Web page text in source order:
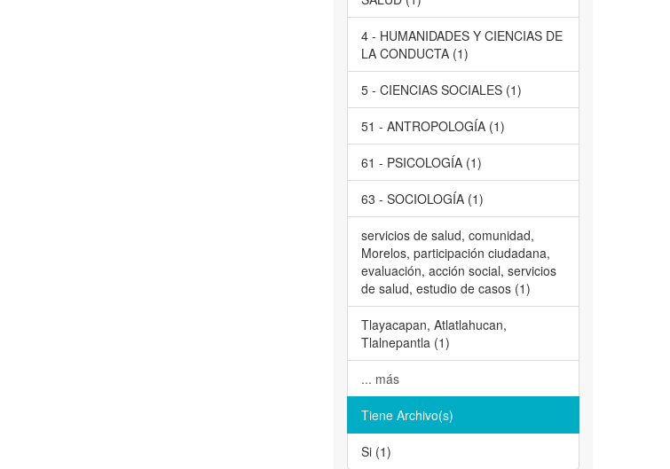
4 - HUMANIDADES Y CIENCIAS DE
LA CONDUCTA (1)
5 - CIENCIAS SOCIALES (1)
51 - ANTROPOLOGÍA (1)
61 - PSICOLOGÍA (1)
63 - SOCIOLOGÍA (1)
servicios de salud, comunidad,
Morelos, participación ciudadana,
evaluación, acción social, servicios
de salud, estudio de casos (1)
Tlayacapan, Atlatlahucan,
Tlalnepantla (1)
... más
Tiene Archivo(s)
Si (1)